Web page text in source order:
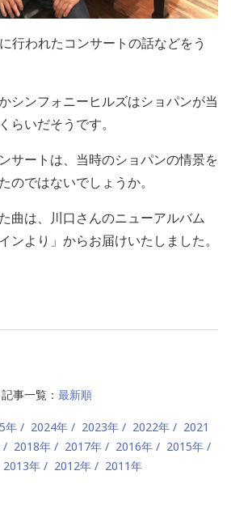
行われたコンサートの話などをう
シンフォニーヒルズはショパンが当
らいだそうです。
サートは、当時のショパンの情景を
のではないでしょうか。
曲は、川口さんのニューアルバム
ンより」からお届けいたしました。
記事一覧： 最新順
年 2024年 2023年 2022年
2021
2018年 2017年 2016年
2015年
2013年 2012年 2011年